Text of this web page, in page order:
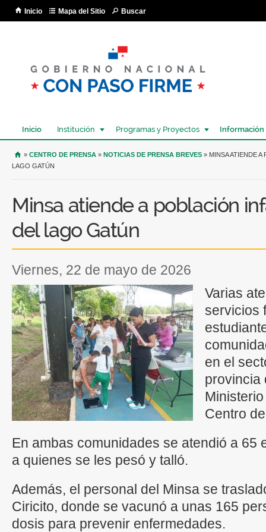
Inicio Mapa del Sitio Buscar
Inicio Institución Programas y Proyectos Información
USTED SE ENCUENTRA AQUÍ
» CENTRO DE PRENSA » NOTICIAS DE PRENSA BREVES » MINSA ATIENDE
LAGO GATÚN
Minsa atiende a población
del lago Gatún
viernes, 22 de mayo de 2026
Varias
servicios
en el
provincia
Centro
En ambas comunidades se atendió a 65
a quienes se les pesó y talló.
Además, el personal del Minsa se
Ciricito, donde se vacunó a unas 165
dosis para prevenir enfermedades.